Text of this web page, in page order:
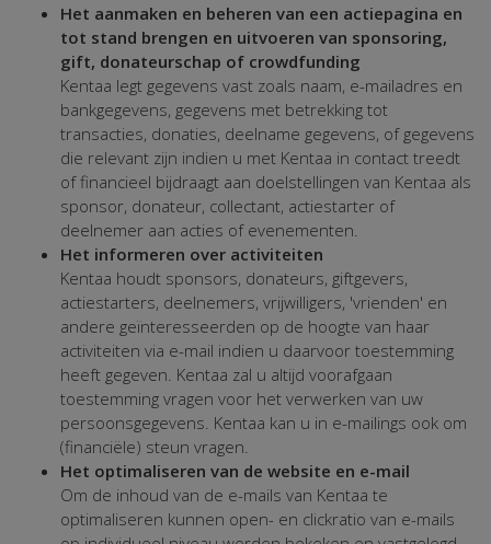
Het aanmaken en beheren van een actiepagina en
tot stand brengen en uitvoeren van sponsoring,
gift, donateurschap of crowdfunding
Kentaa legt gegevens vast zoals naam, e-mailadres en
bankgegevens, gegevens met betrekking tot
transacties, donaties, deelname gegevens, of gegevens
die relevant zijn indien u met Kentaa in contact treedt
of financieel bijdraagt aan doelstellingen van Kentaa als
sponsor, donateur, collectant, actiestarter of
deelnemer aan acties of evenementen.
Het informeren over activiteiten
Kentaa houdt sponsors, donateurs, giftgevers,
actiestarters, deelnemers, vrijwilligers, 'vrienden' en
andere geïnteresseerden op de hoogte van haar
activiteiten via e-mail indien u daarvoor toestemming
heeft gegeven. Kentaa zal u altijd voorafgaan
toestemming vragen voor het verwerken van uw
persoonsgegevens. Kentaa kan u in e-mailings ook om
(financiële) steun vragen.
Het optimaliseren van de website en e-mail
Om de inhoud van de e-mails van Kentaa te
optimaliseren kunnen open- en clickratio van e-mails